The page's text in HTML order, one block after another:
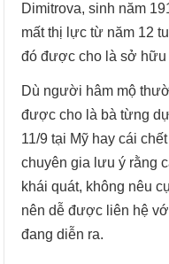
Dimitrova, sinh năm
mất thị lực từ năm 12
đó được cho là sở hữu
Dù người hâm mộ
được cho là bà từng
11/9 tại Mỹ hay cái
chuyên gia lưu ý rằng
khái quát, không nêu
nên dễ được liên hệ
đang diễn ra.